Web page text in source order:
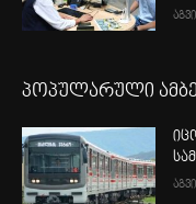
პოპულარული